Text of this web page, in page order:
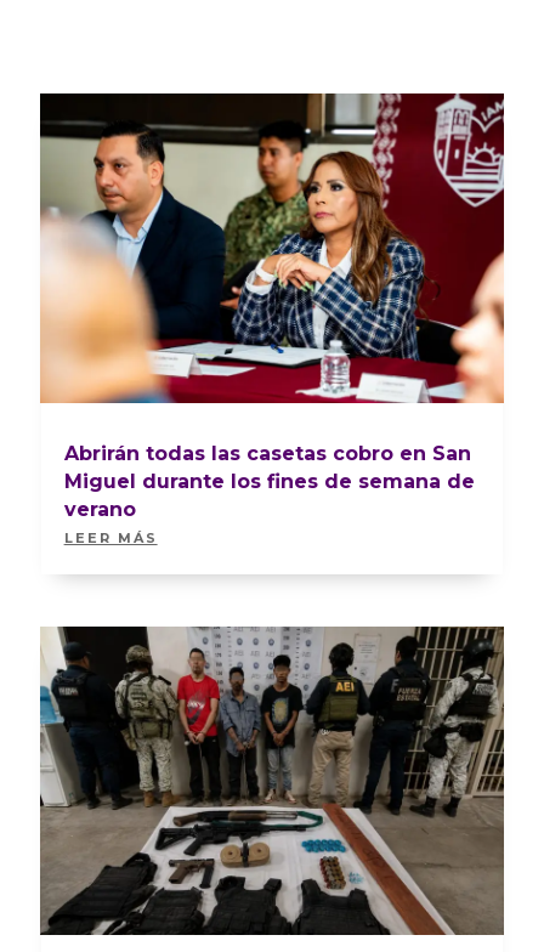
Abrirán todas las casetas cobro en San
Miguel durante los fines de semana de
verano
LEER MÁS